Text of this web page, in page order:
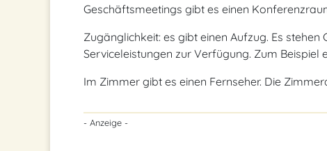
Geschäftsmeetings gibt es einen
Zugänglichkeit: es gibt einen Aufzug. Es
Serviceleistungen zur Verfügung. Zum Beispiel
Im Zimmer gibt es einen Fernseher. Die
- Anzeige -